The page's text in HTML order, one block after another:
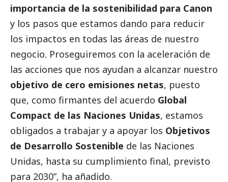
importancia de la sostenibilidad para Canon
y los pasos que estamos dando para reducir
los impactos en todas las áreas de nuestro
negocio. Proseguiremos con la aceleración de
las acciones que nos ayudan a alcanzar nuestro
objetivo de cero emisiones netas, puesto
que, como firmantes del acuerdo Global
Compact de las Naciones Unidas, estamos
obligados a trabajar y a apoyar los Objetivos
de Desarrollo Sostenible de las Naciones
Unidas, hasta su cumplimiento final, previsto
para 2030”, ha añadido.